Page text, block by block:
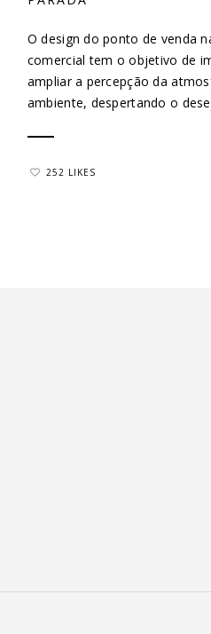
O design do ponto de venda
comercial tem o objetivo de
ampliar a percepção da
ambiente, despertando o
252 LIKES